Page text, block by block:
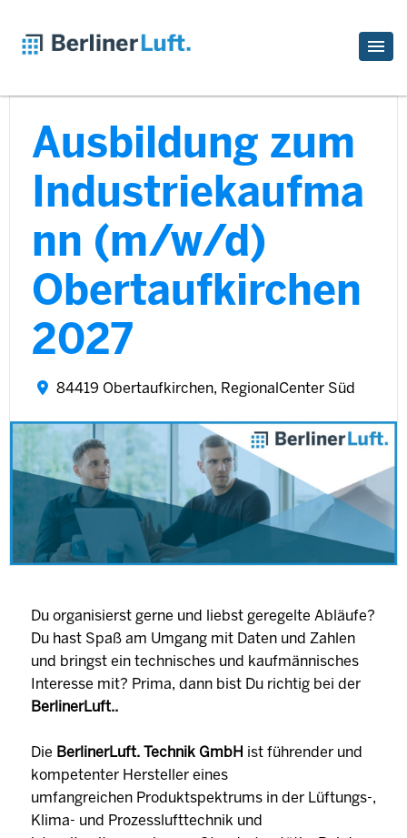
Ausbildung zum
Industriekaufma
nn (m/w/d)
Obertaufkirchen
2027
84419 Obertaufkirchen, RegionalCenter Süd
Du organisierst gerne und liebst geregelte Abläufe?
Du hast Spaß am Umgang mit Daten und Zahlen
und bringst ein technisches und kaufmännisches
Interesse mit? Prima, dann bist Du richtig bei der
BerlinerLuft..
Die BerlinerLuft. Technik GmbH ist führender und
kompetenter Hersteller eines
umfangreichen Produktspektrums in der Lüftungs-,
Klima- und Prozesslufttechnik und